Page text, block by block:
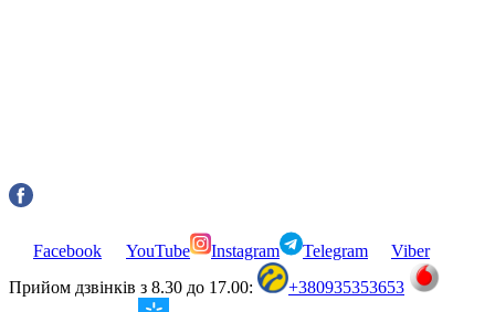
Facebook YouTube Instagram Telegram
Viber
Прийом дзвінків з 8.30 до 17.00:
+380935353653